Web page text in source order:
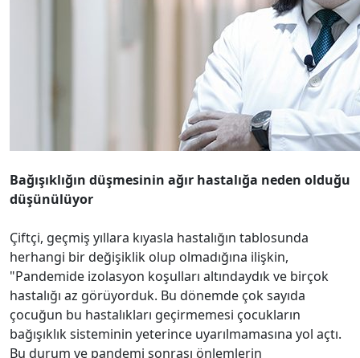
Bağışıklığın düşmesinin ağır hastalığa neden olduğu
düşünülüyor
Çiftçi, geçmiş yıllara kıyasla hastalığın tablosunda
herhangi bir değişiklik olup olmadığına ilişkin,
"Pandemide izolasyon koşulları altındaydık ve birçok
hastalığı az görüyorduk. Bu dönemde çok sayıda
çocuğun bu hastalıkları geçirmemesi çocukların
bağışıklık sisteminin yeterince uyarılmamasına yol açtı.
Bu durum ve pandemi sonrası önlemlerin